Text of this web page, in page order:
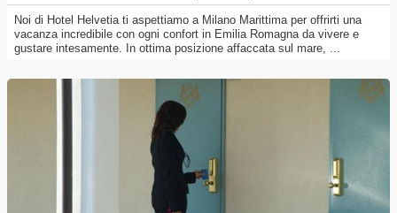
Noi di Hotel Helvetia ti aspettiamo a Milano Marittima per offrirti una
vacanza incredibile con ogni confort in Emilia Romagna da vivere e
gustare intesamente. In ottima posizione affaccata sul mare, ...